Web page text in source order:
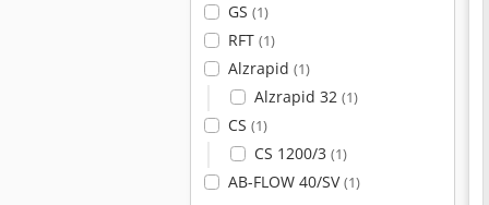
GS (1)
RFT (1)
Alzrapid (1)
Alzrapid 32 (1)
CS (1)
CS 1200/3 (1)
AB-FLOW 40/SV(1)